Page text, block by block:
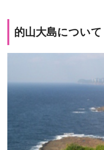
的山大島について